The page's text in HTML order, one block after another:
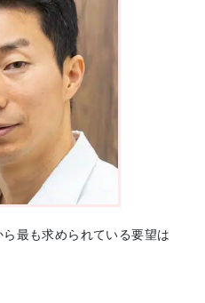
最も求められている要望は